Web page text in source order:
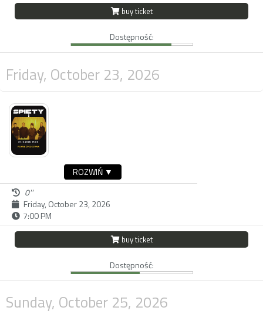
buy ticket
Dostępność:
Friday, October 23, 2026
ROZWIŃ ▼
0''
Friday, October 23, 2026
7:00 PM
buy ticket
Dostępność:
Sunday, October 25, 2026